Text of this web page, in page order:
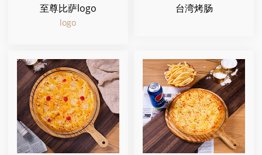
至尊比萨logo
logo
台湾烤肠